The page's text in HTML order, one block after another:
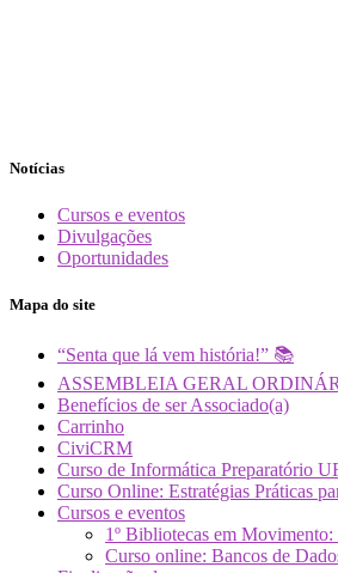
Notícias
Cursos e eventos
Divulgações
Oportunidades
Mapa do site
“Senta que lá vem história!” 📚
ASSEMBLEIA GERAL
Benefícios de ser Associado(a)
Carrinho
CiviCRM
Curso de Informática Preparatório
Curso Online: Estratégias Práticas
Cursos e eventos
1º Bibliotecas em Movimento:
Curso online: Bancos de